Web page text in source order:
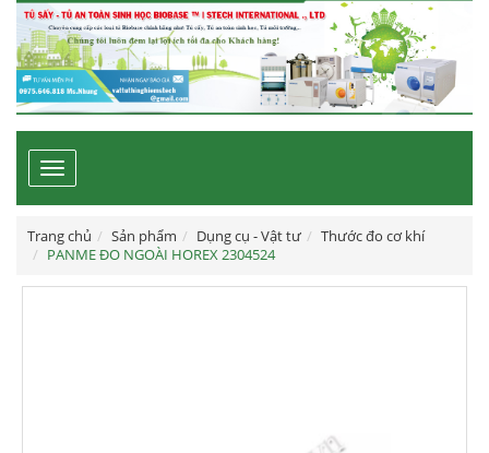
Toggle
navigation
Trang chủ Sản phẩm Dụng cụ - Vật tư
Thước đo cơ khí
PANME ĐO NGOÀI HOREX 2304524